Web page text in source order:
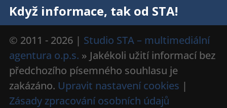
Když informace, tak od STA!
© 2011 - 2026 | Studio STA – multimediální
agentura o.p.s. » Jakékoli užití informací bez
předchozího písemného souhlasu je
zakázáno. Upravit nastavení cookies |
Zásady zpracování osobních údajů